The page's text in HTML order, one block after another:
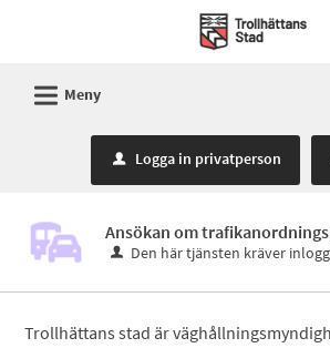
sidorL Meny
u Logga in privatperson
Ansökan om
Den här tjänsten kräver
Trollhättans stad är